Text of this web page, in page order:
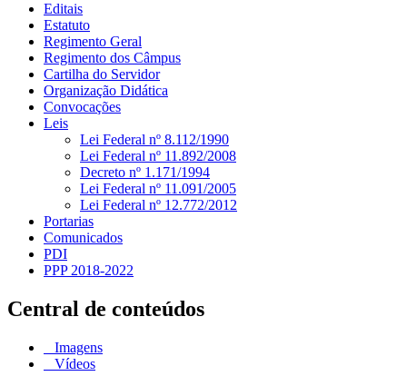
Editais
Estatuto
Regimento Geral
Regimento dos Câmpus
Cartilha do Servidor
Organização Didática
Convocações
Leis
Lei Federal nº 8.112/1990
Lei Federal nº 11.892/2008
Decreto nº 1.171/1994
Lei Federal nº 11.091/2005
Lei Federal nº 12.772/2012
Portarias
Comunicados
PDI
PPP 2018-2022
Central de conteúdos
Imagens
Vídeos